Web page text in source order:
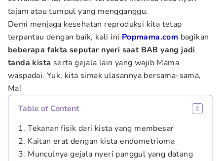
tajam atau tumpul yang mengganggu.
Demi menjaga kesehatan reproduksi kita tetap
terpantau dengan baik, kali ini Popmama.com bagikan
beberapa fakta seputar nyeri saat BAB yang jadi
tanda kista serta gejala lain yang wajib Mama
waspadai. Yuk, kita simak ulasannya bersama-sama,
Ma!
Table of Content
1. Tekanan fisik dari kista yang membesar
2. Kaitan erat dengan kista endometrioma
3. Munculnya gejala nyeri panggul yang datang